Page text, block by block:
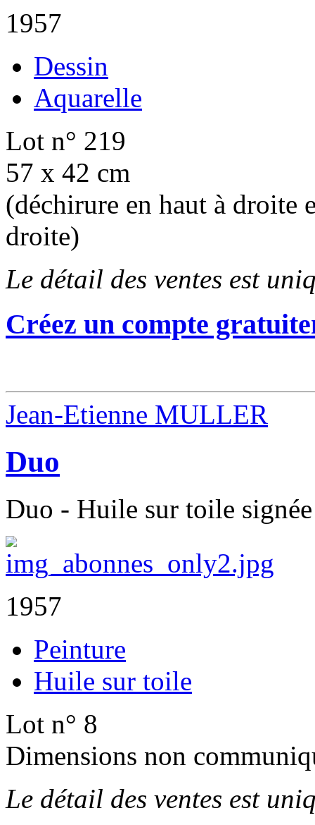
1957
Dessin
Aquarelle
Lot n° 219
57 x 42 cm
(déchirure en haut à droite
droite)
Le détail des ventes est
Créez un compte
Jean-Etienne MULLER
Duo
Duo - Huile sur toile signée
1957
Peinture
Huile sur toile
Lot n° 8
Dimensions non
Le détail des ventes est